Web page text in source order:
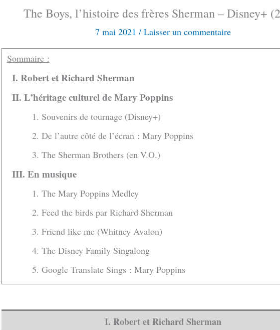
The Boys, l’histoire des frères Sherman – Disney+
7 mai 2021 / Laisser un commentaire
Sommaire :
I. Robert et Richard Sherman
II. L’héritage culturel de Mary Poppins
1. Souvenirs de tournage (Disney+)
2. De l’autre côté de l’écran : Mary Poppins
3. The Sherman Brothers (en V.O.)
III. En musique
1. The Mary Poppins Medley
2. Feed the birds par Richard Sherman
3. Friend like me (Whitney Avalon)
4. The Disney Family Singalong
5. Google Translate Sings : Mary Poppins
I. Robert et Richard Sherman